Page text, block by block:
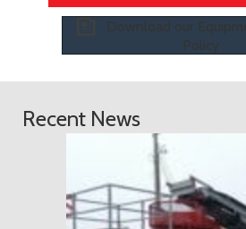
Download our
Policy
Recent News